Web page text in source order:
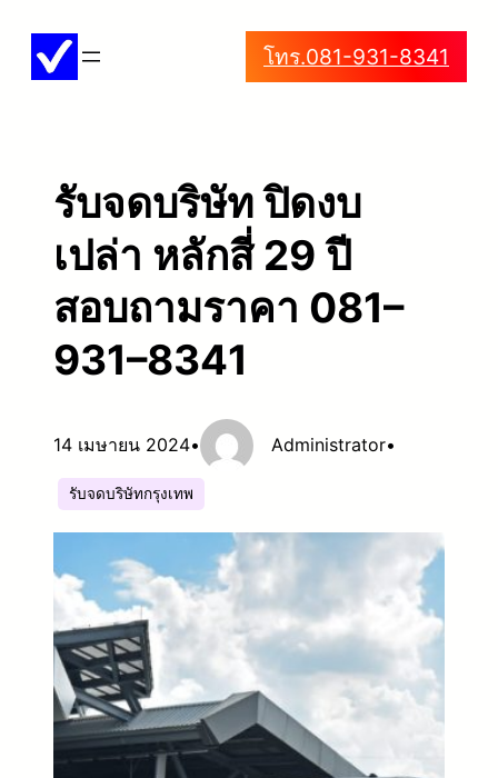
โทร.081-931-8341
รับจดบริษัท ปิดงบ
เปล่า หลักสี่ 29 ปี
สอบถามราคา 081–
931–8341
14 เมษายน 2024• Administrator•
รับจดบริษัทกรุงเทพ